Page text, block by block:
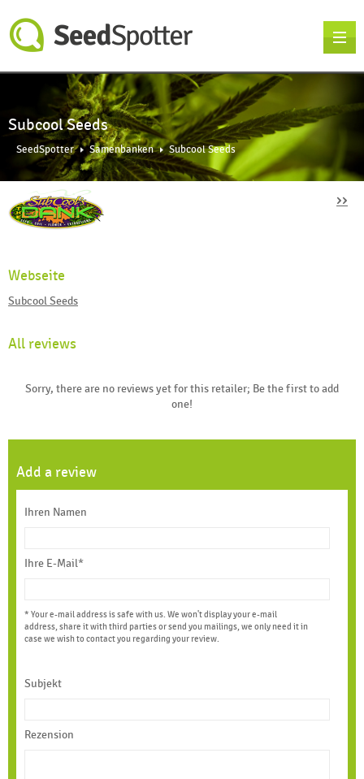
Subcool Seeds
SeedSpotter Samenbanken Subcool Seeds
››
Webseite
Subcool Seeds
All reviews
Sorry, there are no reviews yet for this retailer; Be the first to add
one!
Add a review
Ihren Namen
Ihre E-Mail*
* Your e-mail address is safe with us. We won't display your e-mail
address, share it with third parties or send you mailings, we only need it in
case we wish to contact you regarding your review.
Subjekt
Rezension